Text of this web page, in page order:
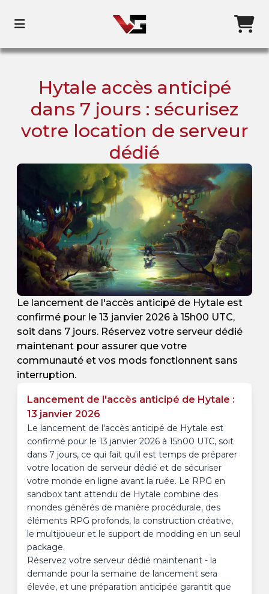
Hytale accès anticipé
dans 7 jours : sécurisez
votre location de serveur
dédié
Le lancement de l'accès anticipé de Hytale est
confirmé pour le 13 janvier 2026 à 15h00 UTC,
soit dans 7 jours. Réservez votre serveur dédié
maintenant pour assurer que votre
communauté et vos mods fonctionnent sans
interruption.
Lancement de l'accès anticipé de Hytale :
13 janvier 2026
Le lancement de l'accès anticipé de Hytale est
confirmé pour le 13 janvier 2026 à 15h00 UTC, soit
dans 7 jours, ce qui fait qu'il est temps de préparer
votre location de serveur dédié et de sécuriser
votre monde en ligne avant la ruée. Le RPG en
sandbox tant attendu de Hytale combine des
mondes générés de manière procédurale, des
éléments RPG profonds, la construction créative,
le multijoueur et le support de modding en un seul
package.
Réservez votre serveur dédié maintenant - la
demande pour la semaine de lancement sera
élevée, et une préparation anticipée garantit que